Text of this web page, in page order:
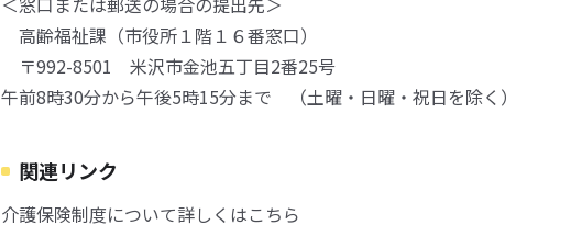
高齢福祉課（市役所１階１６番窓口）
〒992-8501 米沢市金池五丁目2番25号
午前8時30分から午後5時15分まで （土曜・日曜・祝日を除く）
関連リンク
介護保険制度について詳しくはこちら